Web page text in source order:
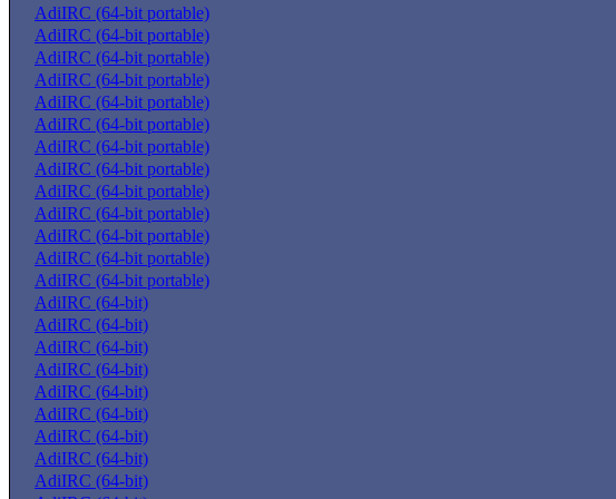
AdiIRC (64-bit portable)
AdiIRC (64-bit portable)
AdiIRC (64-bit portable)
AdiIRC (64-bit portable)
AdiIRC (64-bit portable)
AdiIRC (64-bit portable)
AdiIRC (64-bit portable)
AdiIRC (64-bit portable)
AdiIRC (64-bit portable)
AdiIRC (64-bit portable)
AdiIRC (64-bit portable)
AdiIRC (64-bit portable)
AdiIRC (64-bit portable)
AdiIRC (64-bit)
AdiIRC (64-bit)
AdiIRC (64-bit)
AdiIRC (64-bit)
AdiIRC (64-bit)
AdiIRC (64-bit)
AdiIRC (64-bit)
AdiIRC (64-bit)
AdiIRC (64-bit)